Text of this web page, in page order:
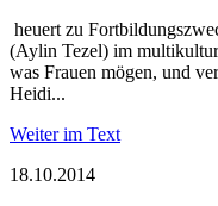
heuert zu
(Aylin Tezel) im
was Frauen mögen, und
Heidi...
Weiter im Text
18.10.2014